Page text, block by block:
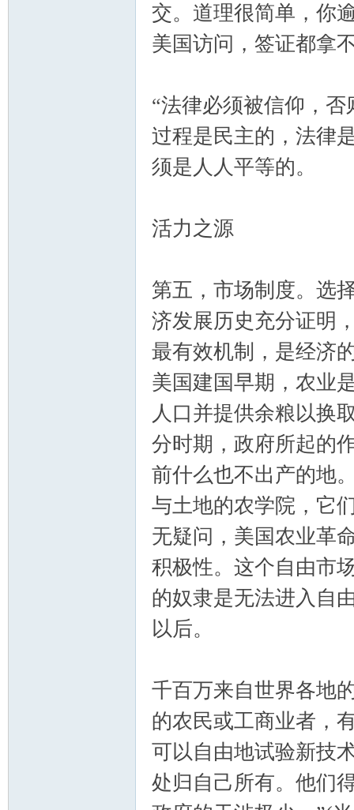
交。道理很简单，你
美国访问，签证都拿
“法律必须被信仰，
过程是民主的，法律
须是人人平等的。
活力之源
第五，市场制度。选
济发展历史充分证明
最有效机制，是经济
美国建国早期，农业
人口并提供余粮以换
分时期，政府所起的
前什么也不出产的地
与土地的农学院，它
无疑问，美国农业革
积极性。这个自由市
的奴隶是无法进入自
以后。
千百万来自世界各地
的农民或工商业者，
可以自由地试验新技
处归自己所有。他们